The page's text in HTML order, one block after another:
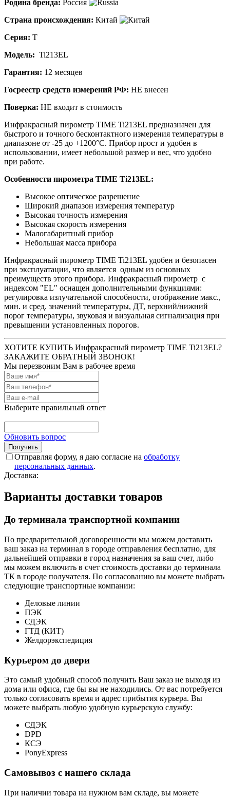
Родина бренда: Россия
Страна происхождения: Китай
Серия: T
Модель: Ti213EL
Гарантия: 12 месяцев
Госреестр средств измерений РФ: НЕ внесен
Поверка: НЕ входит в стоимость
Инфракрасный пирометр TIME Ti213EL предназначен для
быстрого и точного бесконтактного измерения температуры в
диапазоне от -25 до +1200°С. Прибор прост и удобен в
использовании, имеет небольшой размер и вес, что удобно
при работе.
Особенности пирометра TIME Ti213EL:
Высокое оптическое разрешение
Широкий диапазон измерения температур
Высокая точность измерения
Высокая скорость измерения
Малогабаритный прибор
Небольшая масса прибора
Инфракрасный пирометр TIME Ti213EL удобен и безопасен
при эксплуатации, что является одным из основных
преимуществ этого прибора. Инфракрасный пирометр с
индексом "ЕL" оснащен дополнительными функциями:
регулировка излучательной способности, отображение макс.,
мин. и сред. значений температуры, ДT, верхний/нижний
порог температуры, звуковая и визуальная сигнализация при
превышении установленных порогов.
ХОТИТЕ КУПИТЬ Инфракрасный пирометр TIME Ti213EL?
ЗАКАЖИТЕ ОБРАТНЫЙ ЗВОНОК!
Мы перезвоним Вам в рабочее время
Выберите правильный ответ
Обновить вопрос
Отправляя форму, я даю согласие на обработку
персональных данных.
Доставка:
Варианты доставки товаров
До терминала транспортной компании
По предварительной договоренности мы можем доставить
ваш заказ на терминал в городе отправления бесплатно, для
дальнейшей отправки в город назначения за ваш счет, либо
мы можем включить в счет стоимость доставки до терминала
ТК в городе получателя. По согласованию вы можете выбрать
следующие транспортные компании:
Деловые линии
ПЭК
СДЭК
ГТД (КИТ)
Желдорэкспедиция
Курьером до двери
Это самый удобный способ получить Ваш заказ не выходя из
дома или офиса, где бы вы не находились. От вас потребуется
только согласовать время и адрес прибытия курьера. Вы
можете выбрать любую удобную курьерскую службу:
СДЭК
DPD
КСЭ
PonyExpress
Самовывоз с нашего склада
При наличии товара на нужном вам складе, вы можете